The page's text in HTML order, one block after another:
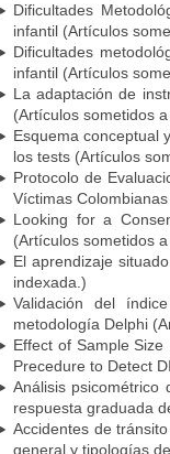
Dificultades
infantil (Artículos
Dificultades
infantil (Artículos
La adaptación de
(Artículos sometidos
Esquema conceptual
los tests (Artículos
Protocolo de
Víctimas
Looking for a
(Artículos sometidos
El aprendizaje
indexada.)
Validación del
metodología Delphi
Effect of Sample
Precedure to Detect
Análisis psicométrico
respuesta graduada
Accidentes de
general y tipologías